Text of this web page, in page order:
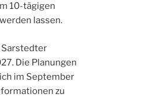
10-tägigen
lassen.
Sarstedter
Die Planungen
im September
zu